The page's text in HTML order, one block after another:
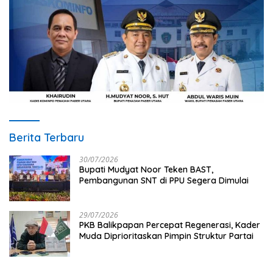
Berita Terbaru
30/07/2026
Bupati Mudyat Noor Teken BAST,
Pembangunan SNT di PPU Segera Dimulai
29/07/2026
PKB Balikpapan Percepat Regenerasi, Kader
Muda Diprioritaskan Pimpin Struktur Partai